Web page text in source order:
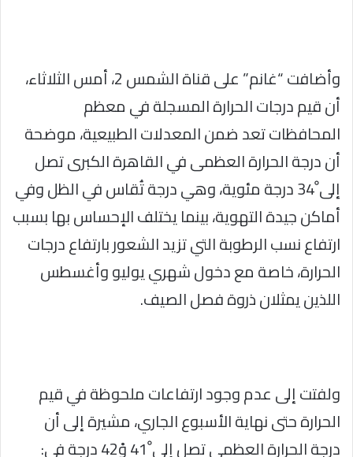
وأضافت “غانم” على قناة الشمس 2، أمس الثلاثاء،
أن قيم درجات الحرارة المسجلة في معظم
المحافظات تعد ضمن المعدلات الطبيعية، موضحة
أن درجة الحرارة العظمى في القاهرة الكبرى تصل
إلى ْ34 درجة مئوية، وهي درجة تُقاس في الظل وفي
أماكن جيدة التهوية، بينما يختلف الإحساس بها بسبب
ارتفاع نسب الرطوبة التي تزيد الشعور بارتفاع درجات
الحرارة، خاصة مع دخول شهري يوليو وأغسطس
اللذين يمثلان ذروة فصل الصيف.
ولفتت إلى عدم وجود ارتفاعات ملحوظة في قيم
الحرارة حتى نهاية الأسبوع الجاري، مشيرة إلى أن
درجة الحرارة العظمى تصل إلى ْ41 وْ42 درجة في: